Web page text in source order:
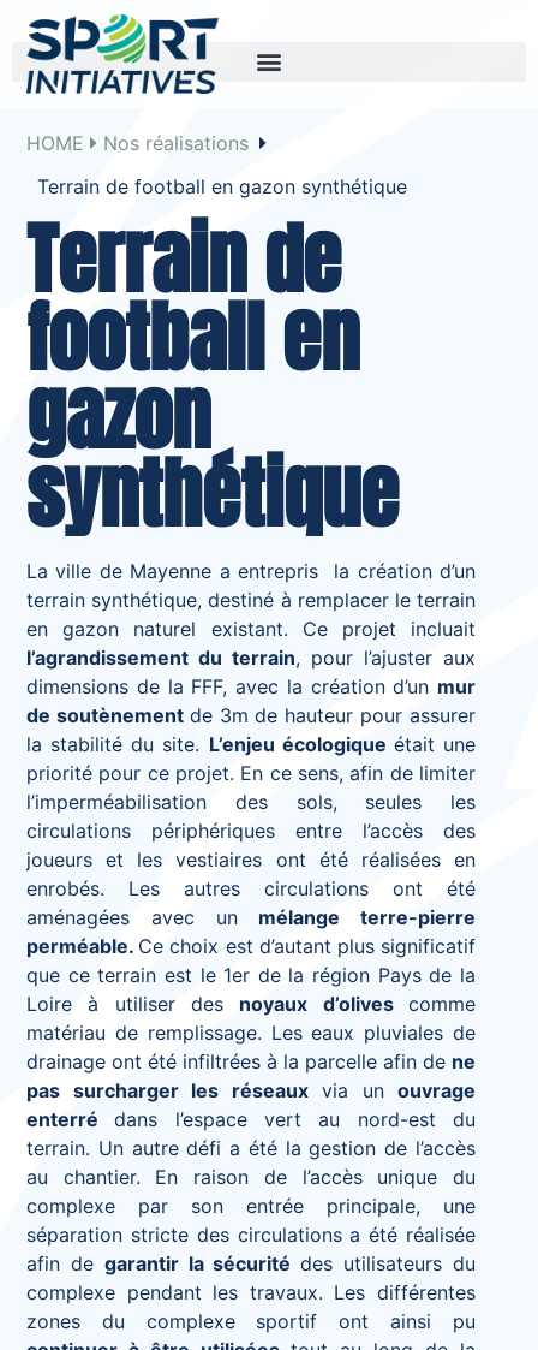
HOME
Nos réalisations
Terrain de football en gazon synthétique
Terrain de
football en
gazon
synthétique
La ville de Mayenne a entrepris la création d’un
terrain synthétique, destiné à remplacer le terrain
en gazon naturel existant. Ce projet incluait
l’agrandissement du terrain, pour l’ajuster aux
dimensions de la FFF, avec la création d’un mur
de soutènement de 3m de hauteur pour assurer
la stabilité du site. L’enjeu écologique était une
priorité pour ce projet. En ce sens, afin de limiter
l’imperméabilisation des sols, seules les
circulations périphériques entre l’accès des
joueurs et les vestiaires ont été réalisées en
enrobés. Les autres circulations ont été
aménagées avec un mélange terre-pierre
perméable. Ce choix est d’autant plus significatif
que ce terrain est le 1er de la région Pays de la
Loire à utiliser des noyaux d’olivescomme
matériau de remplissage. Les eaux pluviales de
drainage ont été infiltrées à la parcelle afin de ne
pas surcharger les réseauxvia un ouvrage
enterrédans l’espace vert au nord-est du
terrain. Un autre défi a été la gestion de l’accès
au chantier. En raison de l’accès unique du
complexe par son entrée principale, une
séparation stricte des circulations a été réalisée
afin de garantir la sécuritédes utilisateurs du
complexe pendant les travaux. Les différentes
zones du complexe sportif ont ainsi pu